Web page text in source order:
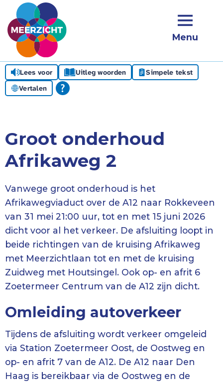
Menu
Lees voor Uitleg woorden
Simpele tekst
Vertalen
Groot onderhoud
Afrikaweg 2
Vanwege groot onderhoud is het
Afrikawegviaduct over de A12 naar Rokkeveen
van 31 mei 21:00 uur, tot en met 15 juni 2026
dicht voor al het verkeer. De afsluiting loopt in
beide richtingen van de kruising Afrikaweg
met Meerzichtlaan tot en met de kruising
Zuidweg met Houtsingel. Ook op- en afrit 6
Zoetermeer Centrum van de A12 zijn dicht.
Omleiding autoverkeer
Tijdens de afsluiting wordt verkeer omgeleid
via Station Zoetermeer Oost, de Oostweg en
op- en afrit 7 van de A12. De A12 naar Den
Haag is bereikbaar via de Oostweg en de